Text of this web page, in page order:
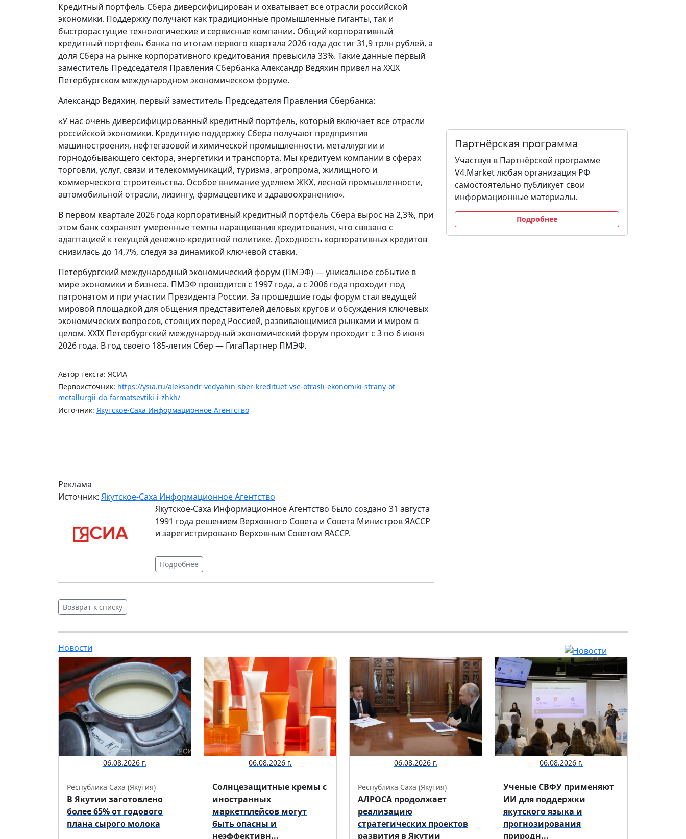
Кредитный портфель Сбера диверсифицирован и охватывает все отрасли российской
экономики. Поддержку получают как традиционные промышленные гиганты, так и
быстрорастущие технологические и сервисные компании. Общий корпоративный
кредитный портфель банка по итогам первого квартала 2026 года достиг 31,9 трлн рублей, а
доля Сбера на рынке корпоративного кредитования превысила 33%. Такие данные первый
заместитель Председателя Правления Сбербанка Александр Ведяхин привел на XXIX
Петербургском международном экономическом форуме.
Александр Ведяхин, первый заместитель Председателя Правления Сбербанка:
«У нас очень диверсифицированный кредитный портфель, который включает все отрасли
российской экономики. Кредитную поддержку Сбера получают предприятия
машиностроения, нефтегазовой и химической промышленности, металлургии и
горнодобывающего сектора, энергетики и транспорта. Мы кредитуем компании в сферах
торговли, услуг, связи и телекоммуникаций, туризма, агропрома, жилищного и
коммерческого строительства. Особое внимание уделяем ЖКХ, лесной промышленности,
автомобильной отрасли, лизингу, фармацевтике и здравоохранению».
В первом квартале 2026 года корпоративный кредитный портфель Сбера вырос на 2,3%, при
этом банк сохраняет умеренные темпы наращивания кредитования, что связано с
адаптацией к текущей денежно-кредитной политике. Доходность корпоративных кредитов
снизилась до 14,7%, следуя за динамикой ключевой ставки.
Петербургский международный экономический форум (ПМЭФ) — уникальное событие в
мире экономики и бизнеса. ПМЭФ проводится с 1997 года, а с 2006 года проходит под
патронатом и при участии Президента России. За прошедшие годы форум стал ведущей
мировой площадкой для общения представителей деловых кругов и обсуждения ключевых
экономических вопросов, стоящих перед Россией, развивающимися рынками и миром в
целом. XXIX Петербургский международный экономический форум проходит с 3 по 6 июня
2026 года. В год своего 185-летия Сбер — ГигаПартнер ПМЭФ.
Автор текста: ЯСИА
Первоисточник: https://ysia.ru/aleksandr-vedyahin-sber-kredituet-vse-otrasli-ekonomiki-strany-ot-
metallurgii-do-farmatsevtiki-i-zhkh/
Источник: Якутское-Саха Информационное Агентство
Реклама
Источник: Якутское-Саха Информационное Агентство
Якутское-Саха Информационное Агентство было создано 31 августа
1991 года решением Верховного Совета и Совета Министров ЯАССР
и зарегистрировано Верховным Советом ЯАССР.
Подробнее
Партнёрская программа
Участвуя в Партнёрской программе
V4.Market любая организация РФ
самостоятельно публикует свои
информационные материалы.
Подробнее
Возврат к списку
Новости
06.08.2026 г.
Республика Саха (Якутия)
В Якутии заготовлено
более 65% от годового
плана сырого молока
06.08.2026 г.
Солнцезащитные кремы с
иностранных
маркетплейсов могут
быть опасны и
неэффективн...
06.08.2026 г.
Республика Саха (Якутия)
АЛРОСА продолжает
реализацию
стратегических проектов
развития в Якутии
06.08.2026 г.
Ученые СВФУ применяют
ИИ для поддержки
якутского языка и
прогнозирования
природн...